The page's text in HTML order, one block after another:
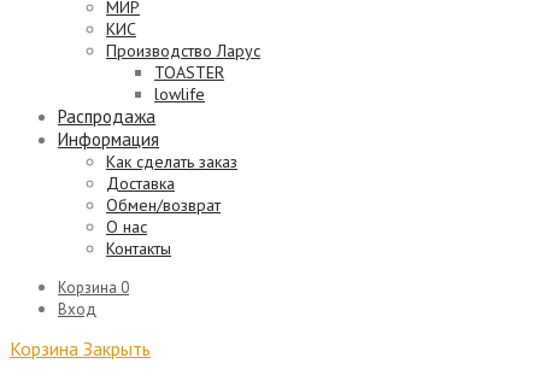
МИР
КИС
Производство Ларус
TOASTER
lowlife
Распродажа
Информация
Как сделать заказ
Доставка
Обмен/возврат
О нас
Контакты
Корзина 0
Вход
Корзина Закрыть